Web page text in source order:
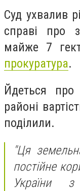
Суд ухвалив
справі про
майже 7
прокуратура.
Йдеться
районі
поділили.
"Ця
постійне
України з